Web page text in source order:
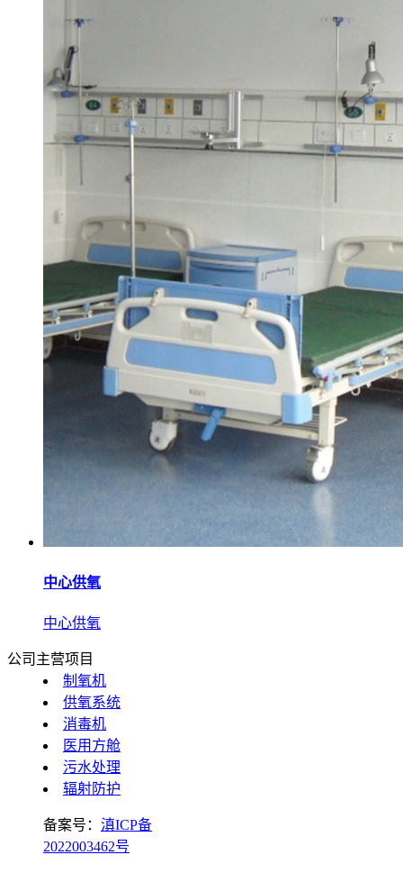
中心供氧
中心供氧
公司主营项目
制氧机
供氧系统
消毒机
医用方舱
污水处理
辐射防护
备案号： 滇ICP备
2022003462号